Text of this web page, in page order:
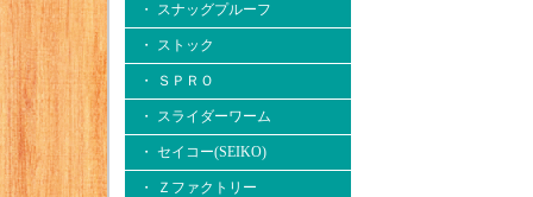
・ スナッグプルーフ
・ ストック
・ ＳＰＲＯ
・ スライダーワーム
・ セイコー(SEIKO)
・ Ｚファクトリー